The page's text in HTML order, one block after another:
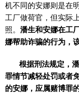
机不同的安娜则是在
工厂做荷官，但实际
照。 潘生和安娜在工
娜帮助诈骗的行为，
根据刑法规定，
罪情节减轻处罚或者
的安娜，应属赌博罪